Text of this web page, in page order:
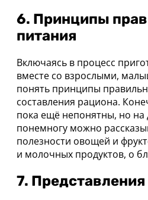
6. Принципы
питания
Включаясь в процесс
вместе со взрослыми,
понять принципы
составления рациона.
пока ещё непонятны, но на
понемногу можно
полезности овощей и
и молочных продуктов, о
7. Представления